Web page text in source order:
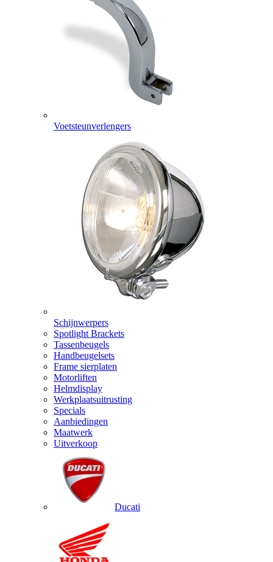
Voetsteunverlengers
Schijnwerpers
Spotlight Brackets
Tassenbeugels
Handbeugelsets
Frame sierplaten
Motorliften
Helmdisplay
Werkplaatsuitrusting
Specials
Aanbiedingen
Maatwerk
Uitverkoop
Ducati